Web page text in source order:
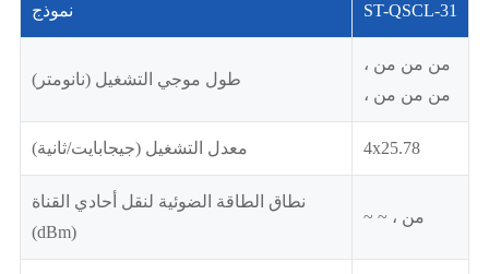
نموذج ST-QSCL-31
طول موجي التشغيل (نانومتر)
، من من من
، من من من
معدل التشغيل (جيجابايت/ثانية) 4x25.78
نطاق الطاقة الضوئية لنقل أحادي القناة
(dBm)
~ ~ ، من